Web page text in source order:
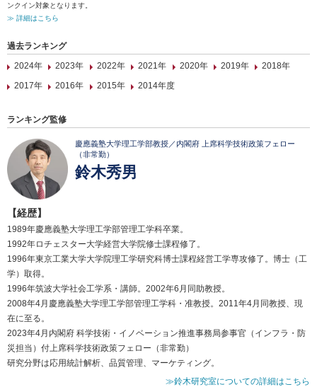
ンクイン対象となります。
≫ 詳細はこちら
過去ランキング
2024年
2023年 2022年 2021年 2020年 2019年
2018年
2017年
2016年 2015年 2014年度
ランキング監修
慶應義塾大学理工学部教授／内閣府 上席科学技術政策フェロー
（非常勤）
鈴木秀男
【経歴】
1989年慶應義塾大学理工学部管理工学科卒業。
1992年ロチェスター大学経営大学院修士課程修了。
1996年東京工業大学大学院理工学研究科博士課程経営工学専攻修了。博士（工
学）取得。
1996年筑波大学社会工学系・講師。2002年6月同助教授。
2008年4月慶應義塾大学理工学部管理工学科・准教授。2011年4月同教授、現
在に至る。
2023年4月内閣府 科学技術・イノベーション推進事務局参事官（インフラ・防
災担当）付上席科学技術政策フェロー（非常勤）
研究分野は応用統計解析、品質管理、マーケティング。
≫鈴木研究室についての詳細はこちら